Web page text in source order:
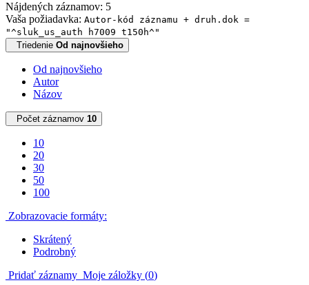
Nájdených záznamov: 5
Vaša požiadavka: Autor-kód záznamu + druh.dok =
"^sluk_us_auth h7009 t150h^"
Triedenie Od najnovšieho
Od najnovšieho
Autor
Názov
Počet záznamov 10
10
20
30
50
100
Zobrazovacie formáty:
Skrátený
Podrobný
Pridať záznamy Moje záložky (0)